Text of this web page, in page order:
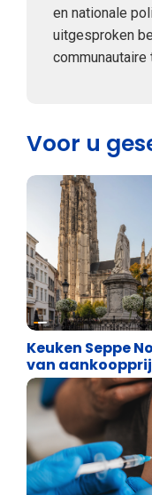
en nationale
uitgesproken
communautaire
Voor u
Binnenland
Keuken Seppe
van